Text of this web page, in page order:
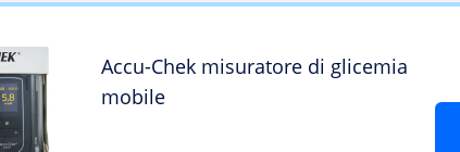
Accu-Chek misuratore di glicemia
mobile